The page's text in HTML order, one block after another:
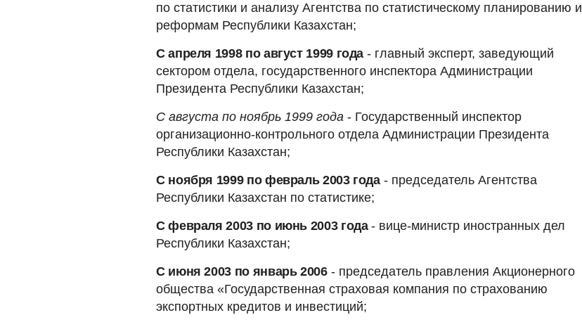
по статистики и анализу Агентства по статистическому планированию и
реформам Республики Казахстан;
С апреля 1998 по август 1999 года - главный эксперт, заведующий
сектором отдела, государственного инспектора Администрации
Президента Республики Казахстан;
С августа по ноябрь 1999 года - Государственный инспектор
организационно-контрольного отдела Администрации Президента
Республики Казахстан;
С ноября 1999 по февраль 2003 года- председатель Агентства
Республики Казахстан по статистике;
С февраля 2003 по июнь 2003 года- вице-министр иностранных дел
Республики Казахстан;
С июня 2003 по январь 2006- председатель правления Акционерного
общества «Государственная страховая компания по страхованию
экспортных кредитов и инвестиций;